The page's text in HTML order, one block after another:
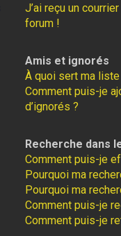
J’ai reçu un
forum !
Amis et ignorés
À quoi sert ma liste
Comment puis-je
d’ignorés ?
Recherche dans
Comment puis-je
Pourquoi ma
Pourquoi ma
Comment puis-je
Comment puis-je